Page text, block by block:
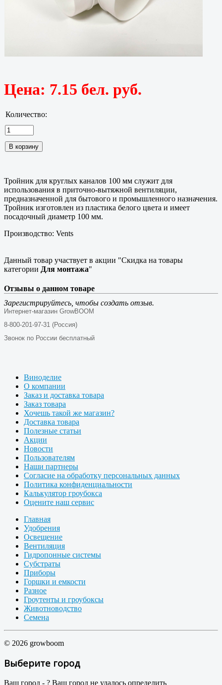
Цена: 7.15 бел. руб.
Количество:
Тройник для круглых каналов 100 мм служит для
использования в приточно-вытяжной вентиляции,
предназначенной для бытового и промышленного назначения.
Тройник изготовлен из пластика белого цвета и имеет
посадочный диаметр 100 мм.
Производство: Vents
Данный товар участвует в акции "Скидка на товары
категории Для монтажа"
Отзывы о данном товаре
Зарегистрируйтесь, чтобы создать отзыв.
Интернет-магазин GrowBOOM
8-800-201-97-31 (Россия)
Звонок по России бесплатный
Виноделие
О компании
Заказ и доставка товара
Заказ товара
Хочешь такой же магазин?
Доставка товара
Полезные статьи
Акции
Новости
Пользователям
Наши партнеры
Согласие на обработку персональных данных
Политика конфиденциальности
Калькулятор гроубокса
Оцените наш сервис
Главная
Удобрения
Освещение
Вентиляция
Гидропонные системы
Субстраты
Приборы
Горшки и емкости
Разное
Гроутенты и гроубоксы
Животноводство
Семена
© 2026 growboom
Выберите город
Ваш город - ? Ваш город не удалось определить